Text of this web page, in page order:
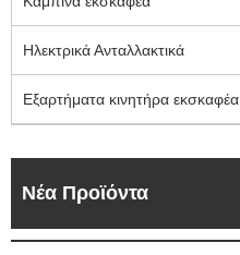
Ηλεκτρικά Ανταλλακτικά
Εξαρτήματα κινητήρα εκσκαφέα
Νέα Προϊόντα